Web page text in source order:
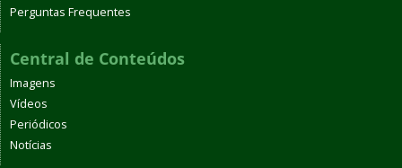
Perguntas Frequentes
Central de Conteúdos
Imagens
Vídeos
Periódicos
Notícias